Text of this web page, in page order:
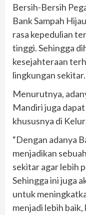
Bersih-Bersih
Bank Sampah
rasa kepedulian
tinggi. Sehingga
kesejahteraan
lingkungan sekitar.
Menurutnya,
Mandiri juga
khususnya di
“Dengan adanya
menjadikan
sekitar agar lebih
Sehingga ini juga
untuk
menjadi lebih